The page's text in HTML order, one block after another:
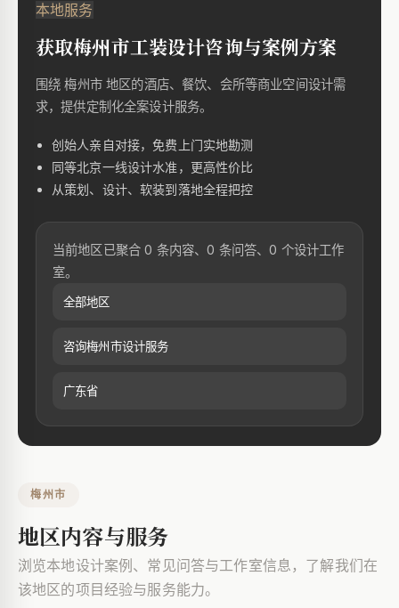
本地服务
获取梅州市工装设计咨询与案例方案
围绕 梅州市 地区的酒店、餐饮、会所等商业空间设计需
求，提供定制化全案设计服务。
创始人亲自对接，免费上门实地勘测
同等北京一线设计水准，更高性价比
从策划、设计、软装到落地全程把控
当前地区已聚合 0 条内容、0 条问答、0 个设计工作
室。
全部地区
咨询梅州市设计服务
广东省
梅州市
地区内容与服务
浏览本地设计案例、常见问答与工作室信息，了解我们在
该地区的项目经验与服务能力。